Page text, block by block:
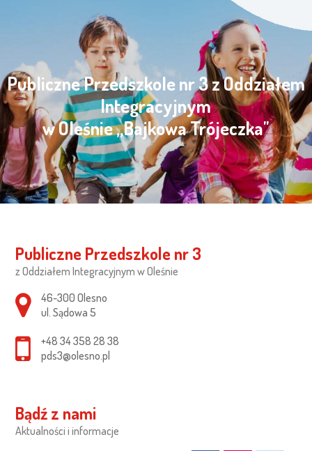
Publiczne Przedszkole nr 3 z Oddziałem
Integracyjnym
w Oleśnie „Bajkowa Trójeczka"
Publiczne Przedszkole nr 3
z Oddziałem Integracyjnym w Oleśnie
Adres pocztowy:
46-300 Olesno
ul. Sądowa 5
+48 34 358 28 38
pds3@olesno.pl
Bądź z nami
Aktualności i informacje